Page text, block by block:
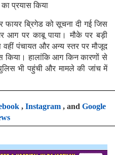
प्रयास किया
फायर ब्रिगेड को सूचना दी गई जिस
आग पर काबू पाया। मौके पर बड़ी
वहीं पंचायत और अन्य स्तर पर मौजूद
किया। हालांकि आग किन कारणों से
भी पहुंची और मामले की जांच में
, Instagram, and Google